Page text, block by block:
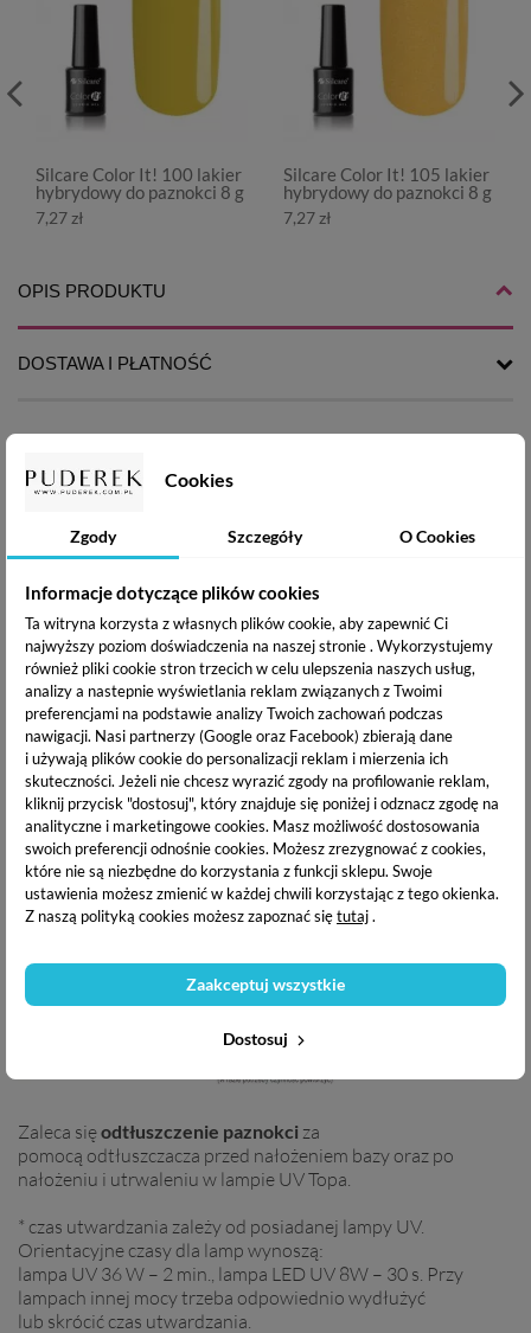
Cookies
Zgody Szczegóły O Cookies
Informacje dotyczące plików cookies
Ta witryna korzysta z własnych plików cookie, aby zapewnić Ci
najwyższy poziom doświadczenia na naszej stronie . Wykorzystujemy
również pliki cookie stron trzecich w celu ulepszenia naszych usług,
analizy a nastepnie wyświetlania reklam związanych z Twoimi
preferencjami na podstawie analizy Twoich zachowań podczas
nawigacji. Nasi partnerzy (Google oraz Facebook) zbierają dane
i używają plików cookie do personalizacji reklam i mierzenia ich
skuteczności. Jeżeli nie chcesz wyrazić zgody na profilowanie reklam,
kliknij przycisk "dostosuj", który znajduje się poniżej i odznacz zgodę na
analityczne i marketingowe cookies. Masz możliwość dostosowania
swoich preferencji odnośnie cookies. Możesz zrezygnować z cookies,
które nie są niezbędne do korzystania z funkcji sklepu. Swoje
ustawienia możesz zmienić w każdej chwili korzystając z tego okienka.
Z naszą polityką cookies możesz zapoznać siętutaj.
Dostosuj
Zaakceptuj wszystkie
Silcare Color It! 100 lakier
hybrydowy do paznokci 8 g
7,27 zł
Silcare Color It! 105 lakier
hybrydowy do paznokci 8 g
7,27 zł
OPIS PRODUKTU
DOSTAWA I PŁATNOŚĆ
alternatywa dla tradycyjnego lakieru. Hybryda Silcare
intensywny, wygląda świeżo, nie matowieje. Idealnie dobrane
pigmenty gwarantują doskonałe krycie oraz piękny i
lakieru.
Gęstość nowej, ulepszonej formuły systemu hybrydowego
Color IT została poprawiona o 50%. Nakłada się łatwo i
szybko. Nie osłabia płytki i bezproblemowo ściąga się z
paznokcia.
Sposób użycia:
Zaleca sięodtłuszczenie paznokciza
pomocą odtłuszczacza przed nałożeniem bazy oraz po
nałożeniu i utrwaleniu w lampie UV Topa.
* czas utwardzania zależy od posiadanej lampy UV.
Orientacyjne czasy dla lamp wynoszą:
lampa UV 36 W – 2 min., lampa LED UV 8W – 30 s. Przy
lampach innej mocy trzeba odpowiednio wydłużyć
lub skrócić czas utwardzania.